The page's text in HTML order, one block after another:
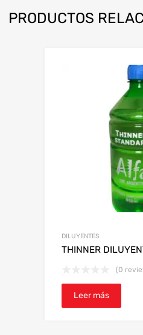
PRODUCTOS
DILUYENTES
THINNER
(0
Leer más